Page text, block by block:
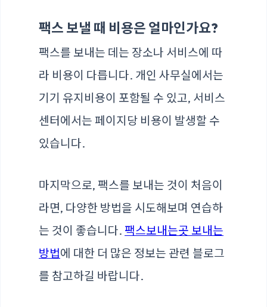
팩스 보낼 때 비용은 얼마인가요?
팩스를 보내는 데는 장소나 서비스에 따
라 비용이 다릅니다. 개인 사무실에서는
기기 유지비용이 포함될 수 있고, 서비스
센터에서는 페이지당 비용이 발생할 수
있습니다.
마지막으로, 팩스를 보내는 것이 처음이
라면, 다양한 방법을 시도해보며 연습하
는 것이 좋습니다. 팩스보내는곳 보내는
방법에 대한 더 많은 정보는 관련 블로그
를 참고하길 바랍니다.